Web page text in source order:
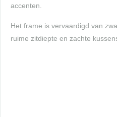
accenten.
Het frame is vervaardigd van
ruime zitdiepte en zachte